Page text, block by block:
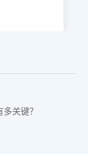
关键？